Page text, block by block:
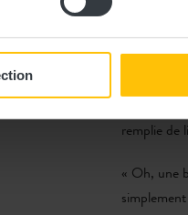
«
commun.
que la vie
Nous
remplie de
« Oh, une